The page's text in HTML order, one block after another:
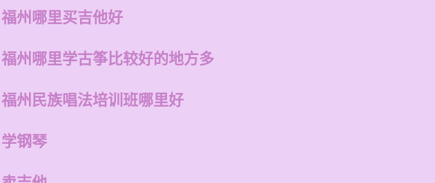
福州哪里买吉他好
福州哪里学古筝比较好的地方多
福州民族唱法培训班哪里好
学钢琴